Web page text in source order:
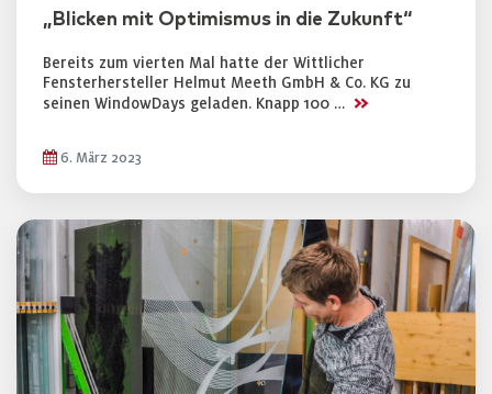
„Blicken mit Optimismus in die Zukunft“
Bereits zum vierten Mal hatte der Wittlicher
Fensterhersteller Helmut Meeth GmbH & Co. KG zu
seinen WindowDays geladen. Knapp 100 … >>
6. März 2023